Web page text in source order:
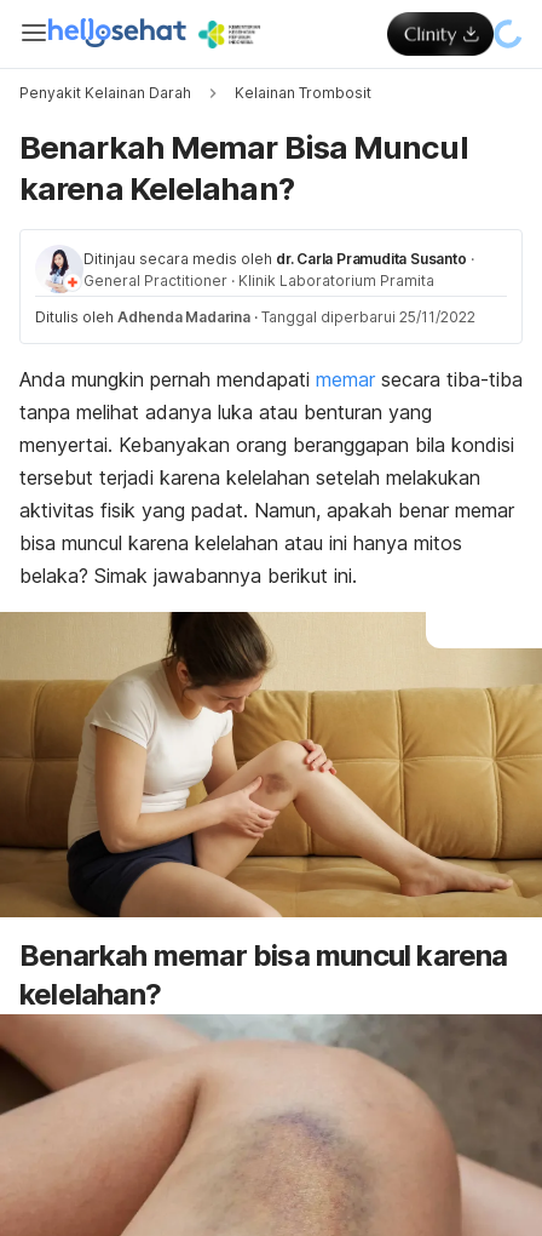
Penyakit Kelainan Darah Kelainan Trombosit
Benarkah Memar Bisa Muncul
karena Kelelahan?
Ditinjau secara medis oleh dr. Carla Pramudita Susanto ·
General Practitioner · Klinik Laboratorium Pramita
Ditulis oleh Adhenda Madarina · Tanggal diperbarui 25/11/2022
Anda mungkin pernah mendapati memar secara tiba-tiba
tanpa melihat adanya luka atau benturan yang
menyertai. Kebanyakan orang beranggapan bila kondisi
tersebut terjadi karena kelelahan setelah melakukan
aktivitas fisik yang padat. Namun, apakah benar memar
bisa muncul karena kelelahan atau ini hanya mitos
belaka? Simak jawabannya berikut ini.
Benarkah memar bisa muncul karena
kelelahan?